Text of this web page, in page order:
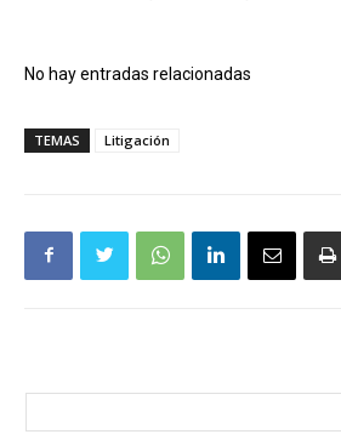
No hay entradas relacionadas
TEMAS Litigación